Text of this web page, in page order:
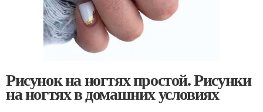
Рисунок на ногтях простой. Рисунки
на ногтях в домашних условиях